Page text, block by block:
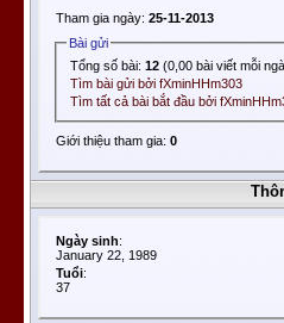
Tham gia ngày: 25-11-2013
Bài gửi
Tổng số bài:12 (0,00 bài viết mỗi
Tìm bài gửi bởi fXminHHm303
Tìm tất cả bài bắt đầu bởi
Giới thiệu tham gia: 0
Ngày sinh:
January 22, 1989
Tuổi:
37